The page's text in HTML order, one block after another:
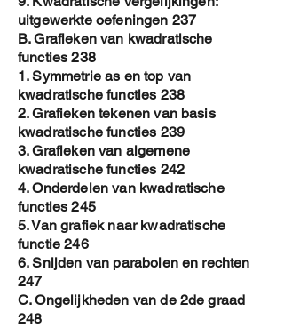
uitgewerkte oefeningen 237
B. Grafieken van kwadratische
functies 238
1. Symmetrie as en top van
kwadratische functies 238
2. Grafieken tekenen van basis
kwadratische functies 239
3. Grafieken van algemene
kwadratische functies 242
4. Onderdelen van kwadratische
functies 245
5. Van grafiek naar kwadratische
functie 246
6. Snijden van parabolen en rechten
247
C. Ongelijkheden van de 2de graad
248